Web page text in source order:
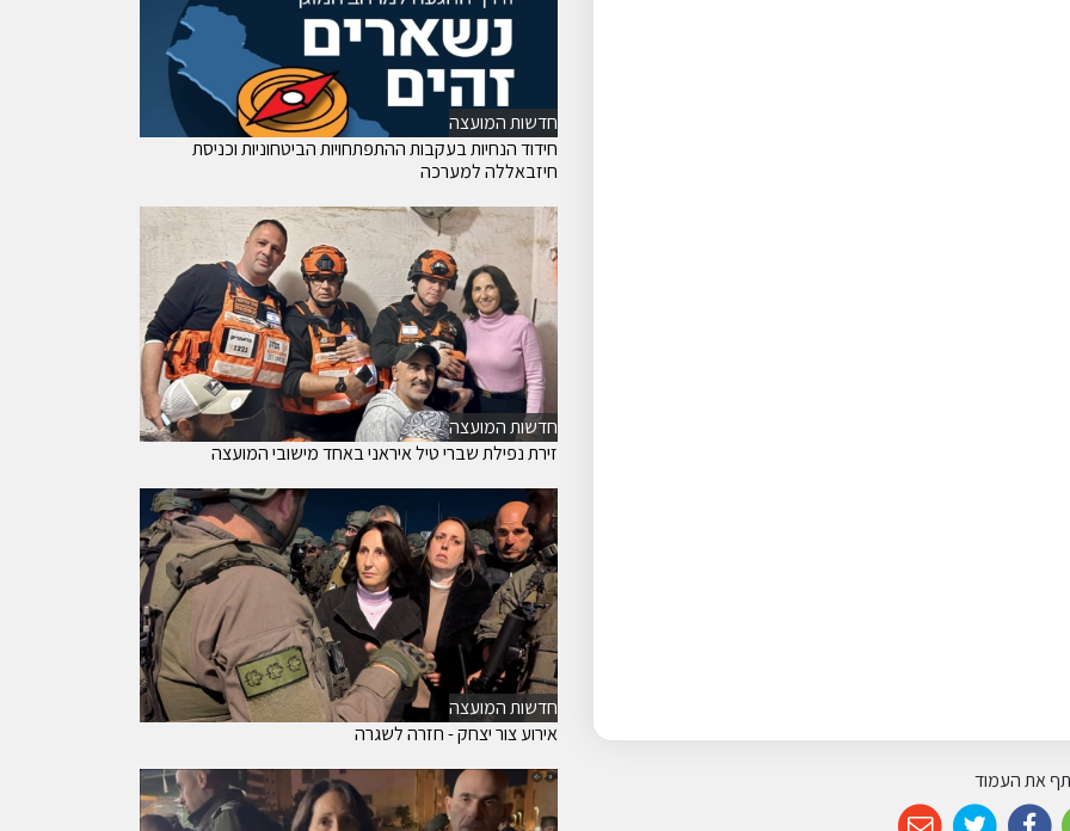
את העמוד
חדשות המועצה
חידוד הנחיות בעקבות ההתפתחויות הביטחוניות וכניסת
חיזבאללה למערכה
חדשות המועצה
זירת נפילת שברי טיל איראני באחד מישובי המועצה
חדשות המועצה
אירוע צור יצחק - חזרה לשגרה